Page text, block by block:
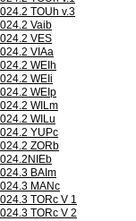
TOUh v.3
Vaib
VES
VIAa
WEIh
WEIi
WEIp
WILm
WILu
YUPc
ZORb
BAIm
MANc
TORc V 1
TORc V 2